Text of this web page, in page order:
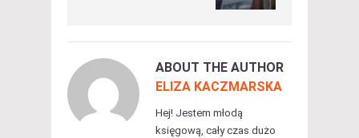
ABOUT THE AUTHOR
ELIZA KACZMARSKA
Hej! Jestem młodą
księgową, cały czas dużo